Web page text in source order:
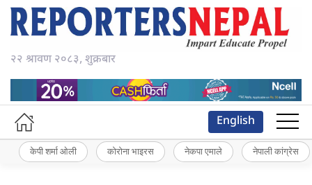
२२ श्रावण २०८३, शुक्रबार
English
केपी शर्मा ओली कोरोना भाइरस नेकपा एमाले नेपाली कांग्रेस